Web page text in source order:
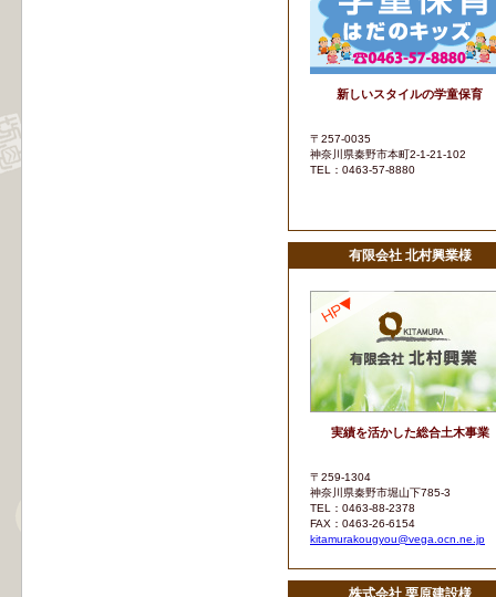
新しいスタイルの学童保育
〒257-0035
神奈川県秦野市本町2-1-21-102
TEL：0463-57-8880
有限会社 北村興業様
実績を活かした総合土木事業
〒259-1304
神奈川県秦野市堀山下785-3
TEL：0463-88-2378
FAX：0463-26-6154
kitamurakougyou@vega.ocn.ne.jp
株式会社 栗原建設様